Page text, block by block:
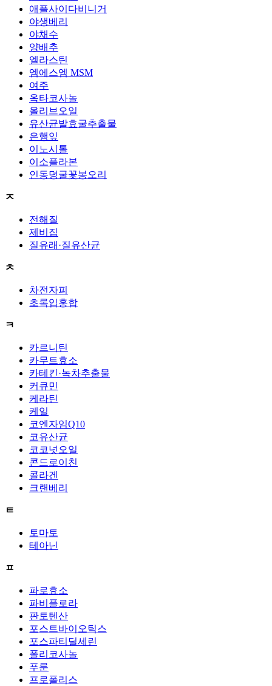
애플사이다비니거
야생베리
야채수
양배추
엘라스틴
엠에스엠 MSM
여주
옥타코사놀
올리브오일
유산균발효굴추출물
은행잎
이노시톨
이소플라본
인동덩굴꽃봉오리
ㅈ
전해질
제비집
질유래·질유산균
ㅊ
차전자피
초록입홍합
ㅋ
카르니틴
카무트효소
카테킨·녹차추출물
커큐민
케라틴
케일
코엔자임Q10
코유산균
코코넛오일
콘드로이친
콜라겐
크랜베리
ㅌ
토마토
테아닌
ㅍ
파로효소
파비플로라
판토텐산
포스트바이오틱스
포스파티딜세린
폴리코사놀
푸룬
프로폴리스